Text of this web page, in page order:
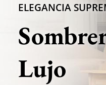
ELEGANCIA
Lujo